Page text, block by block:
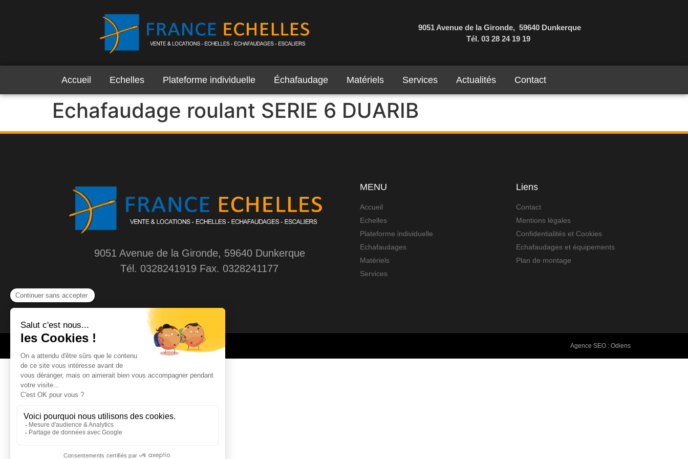
9051 Avenue de la Gironde, 59640 Dunkerque
Tél. 03 28 24 19 19
Accueil Echelles Plateforme individuelle Échafaudage Matériels Services Actualités Contact
Echafaudage roulant SERIE 6 DUARIB
9051 Avenue de la Gironde, 59640 Dunkerque
Tél. 0328241919 Fax. 0328241177
MENU
Accueil
Echelles
Plateforme individuelle
Echafaudages
Matériels
Services
Liens
Contact
Mentions légales
Confidentialités et Cookies
Echafaudages et équipements
Plan de montage
Agence SEO : Odiens